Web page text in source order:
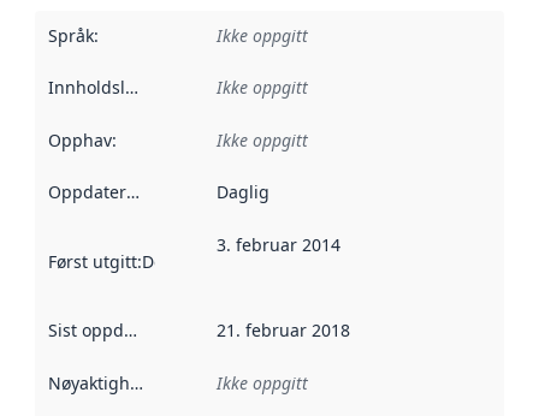
Språk: Ikke oppgitt
Innholdsleverandører :
Ikke oppgitt
Opphav: Ikke oppgitt
Oppdateringsfrekvens :
Daglig
Først utgitt:Denne datoen sier når dataene i dette
3. februar 2014
Sist oppdatert 21. februar 2018
Nøyaktighet Ikke oppgitt